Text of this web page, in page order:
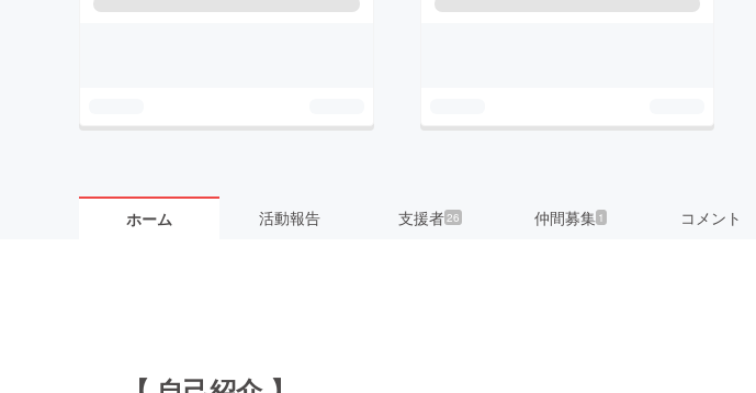
ホーム 活動報告 支援者26 仲間募集 1 コメント